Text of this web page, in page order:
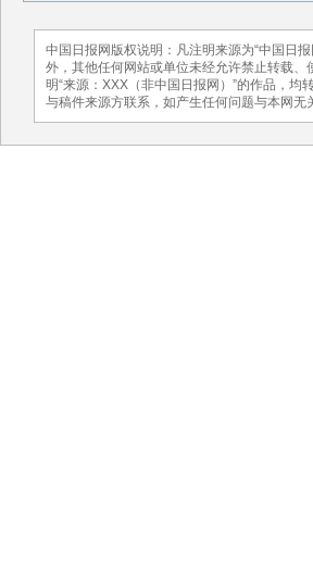
中国日报网版权说明：凡注明来源为“中国日
外，其他任何网站或单位未经允许禁止转载
明“来源：XXX（非中国日报网）”的作品，
与稿件来源方联系，如产生任何问题与本网无